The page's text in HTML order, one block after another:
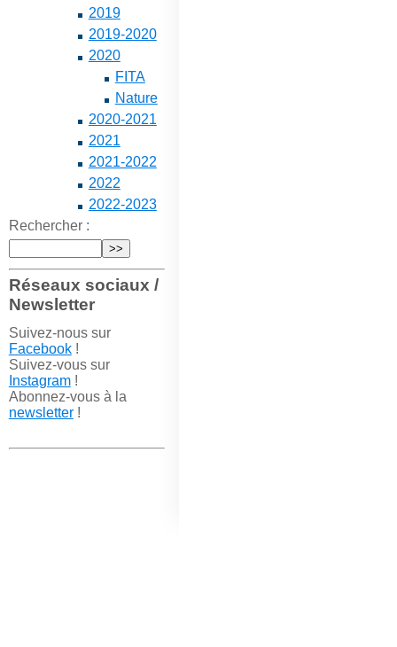
2019
2019-2020
2020
FITA
Nature
2020-2021
2021
2021-2022
2022
2022-2023
Rechercher :
Réseaux sociaux /
Newsletter
Suivez-nous sur
Facebook!
Suivez-vous sur
Instagram!
Abonnez-vous à la
newsletter!